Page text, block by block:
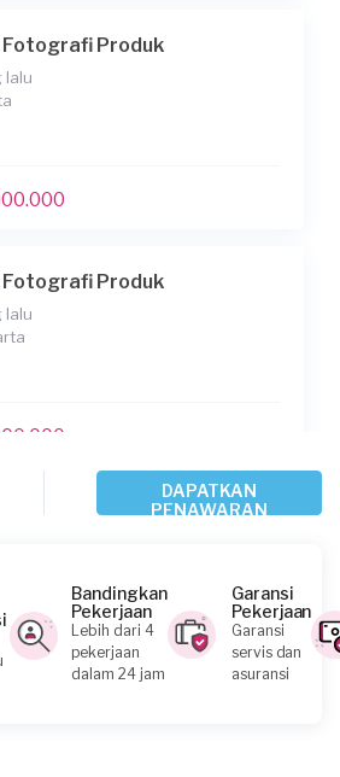
layanan?
dan pakain.
Produk
lalu
Produk
lalu
Fotografi Produk
DAPATKAN
PENAWARAN
Bandingkan
Pekerjaan
Lebih dari 4
pekerjaan
dalam 24 jam
Garansi
Pekerjaan
Garansi
servis dan
asuransi